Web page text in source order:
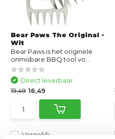
Bear Paws The Original -
Wit
Bear Paws is het originele
onmisbare BBQ tool vo...
Vergelijk
Direct leverbaar
19,49 16,49